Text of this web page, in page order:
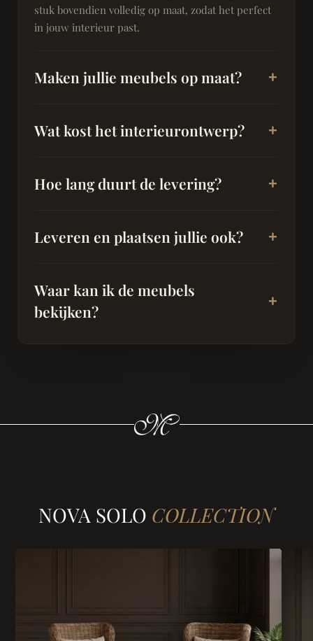
stuk bovendien volledig op maat, zodat het perfect
in jouw interieur past.
Maken jullie meubels op maat?
Wat kost het interieurontwerp?
Hoe lang duurt de levering?
Leveren en plaatsen jullie ook?
Waar kan ik de meubels
bekijken?
NOVA SOLO COLLECTION